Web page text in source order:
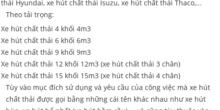
thải Hyundai, xe hút chất thải Isuzu, xe hút chất thải Thaco,...
Theo tải trọng:
Xe hút chất thải 4 khối 4m3
Xe hút chất thải 6 khối 6m3
Xe hút chất thải 9 khối 9m3
Xe hút chất thải 12 khối 12m3 (xe hút chất thải 3 chân)
Xe hút chất thải 15 khối 15m3 (xe hút chất thải 4 chân)
Tùy vào mục đích sử dụng và yêu cầu của công việc mà xe hút
chất thải được gọi bằng những cái tên khác nhau như xe hút